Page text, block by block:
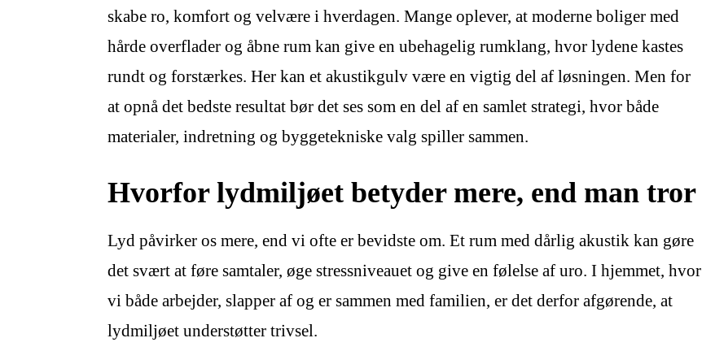
skabe ro, komfort og velvære i hverdagen. Mange oplever, at moderne boliger med
hårde overflader og åbne rum kan give en ubehagelig rumklang, hvor lydene kastes
rundt og forstærkes. Her kan et akustikgulv være en vigtig del af løsningen. Men for
at opnå det bedste resultat bør det ses som en del af en samlet strategi, hvor både
materialer, indretning og byggetekniske valg spiller sammen.
Hvorfor lydmiljøet betyder mere, end man tror
Lyd påvirker os mere, end vi ofte er bevidste om. Et rum med dårlig akustik kan gøre
det svært at føre samtaler, øge stressniveauet og give en følelse af uro. I hjemmet, hvor
vi både arbejder, slapper af og er sammen med familien, er det derfor afgørende, at
lydmiljøet understøtter trivsel.